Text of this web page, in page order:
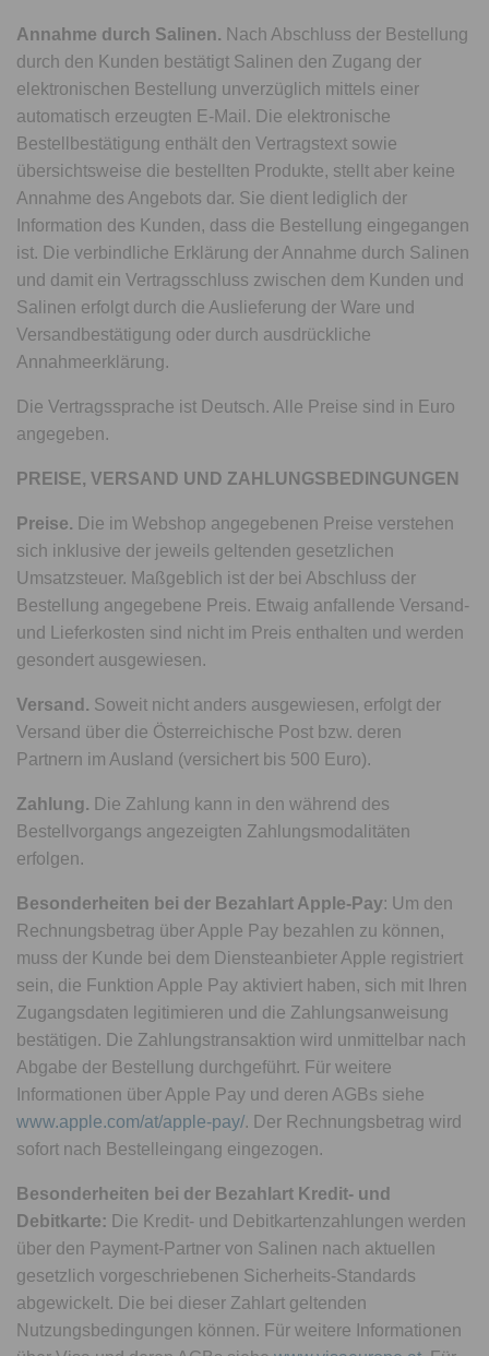
Annahme durch Salinen. Nach Abschluss der Bestellung
durch den Kunden bestätigt Salinen den Zugang der
elektronischen Bestellung unverzüglich mittels einer
automatisch erzeugten E-Mail. Die elektronische
Bestellbestätigung enthält den Vertragstext sowie
übersichtsweise die bestellten Produkte, stellt aber keine
Annahme des Angebots dar. Sie dient lediglich der
Information des Kunden, dass die Bestellung eingegangen
ist. Die verbindliche Erklärung der Annahme durch Salinen
und damit ein Vertragsschluss zwischen dem Kunden und
Salinen erfolgt durch die Auslieferung der Ware und
Versandbestätigung oder durch ausdrückliche
Annahmeerklärung.
Die Vertragssprache ist Deutsch. Alle Preise sind in Euro
angegeben.
PREISE, VERSAND UND ZAHLUNGSBEDINGUNGEN
Preise. Die im Webshop angegebenen Preise verstehen
sich inklusive der jeweils geltenden gesetzlichen
Umsatzsteuer. Maßgeblich ist der bei Abschluss der
Bestellung angegebene Preis. Etwaig anfallende Versand-
und Lieferkosten sind nicht im Preis enthalten und werden
gesondert ausgewiesen.
Versand. Soweit nicht anders ausgewiesen, erfolgt der
Versand über die Österreichische Post bzw. deren
Partnern im Ausland (versichert bis 500 Euro).
Zahlung. Die Zahlung kann in den während des
Bestellvorgangs angezeigten Zahlungsmodalitäten
erfolgen.
Besonderheiten bei der Bezahlart Apple-Pay: Um den
Rechnungsbetrag über Apple Pay bezahlen zu können,
muss der Kunde bei dem Diensteanbieter Apple registriert
sein, die Funktion Apple Pay aktiviert haben, sich mit Ihren
Zugangsdaten legitimieren und die Zahlungsanweisung
bestätigen. Die Zahlungstransaktion wird unmittelbar nach
Abgabe der Bestellung durchgeführt. Für weitere
Informationen über Apple Pay und deren AGBs siehe
www.apple.com/at/apple-pay/. Der Rechnungsbetrag wird
sofort nach Bestelleingang eingezogen.
Besonderheiten bei der Bezahlart Kredit- und
Debitkarte: Die Kredit- und Debitkartenzahlungen werden
über den Payment-Partner von Salinen nach aktuellen
gesetzlich vorgeschriebenen Sicherheits-Standards
abgewickelt. Die bei dieser Zahlart geltenden
Nutzungsbedingungen können. Für weitere Informationen